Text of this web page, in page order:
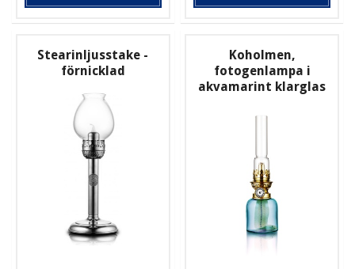
Stearinljusstake -
förnicklad
Koholmen,
fotogenlampa i
akvamarint klarglas